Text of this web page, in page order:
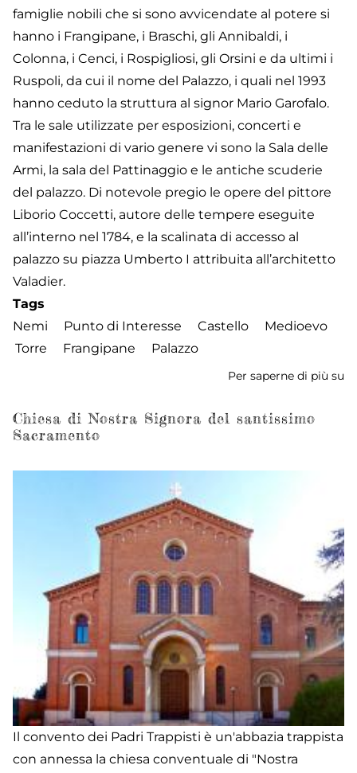
famiglie nobili che si sono avvicendate al potere si
hanno i Frangipane, i Braschi, gli Annibaldi, i
Colonna, i Cenci, i Rospigliosi, gli Orsini e da ultimi i
Ruspoli, da cui il nome del Palazzo, i quali nel 1993
hanno ceduto la struttura al signor Mario Garofalo.
Tra le sale utilizzate per esposizioni, concerti e
manifestazioni di vario genere vi sono la Sala delle
Armi, la sala del Pattinaggio e le antiche scuderie
del palazzo. Di notevole pregio le opere del pittore
Liborio Coccetti, autore delle tempere eseguite
all’interno nel 1784, e la scalinata di accesso al
palazzo su piazza Umberto I attribuita all’architetto
Valadier.
Tags
Nemi
Punto di Interesse Castello
Medioevo
Torre
Frangipane Palazzo
Per saperne di più su
Chiesa di Nostra Signora del santissimo
Sacramento
Il convento dei Padri Trappisti è un'abbazia trappista
con annessa la chiesa conventuale di "Nostra